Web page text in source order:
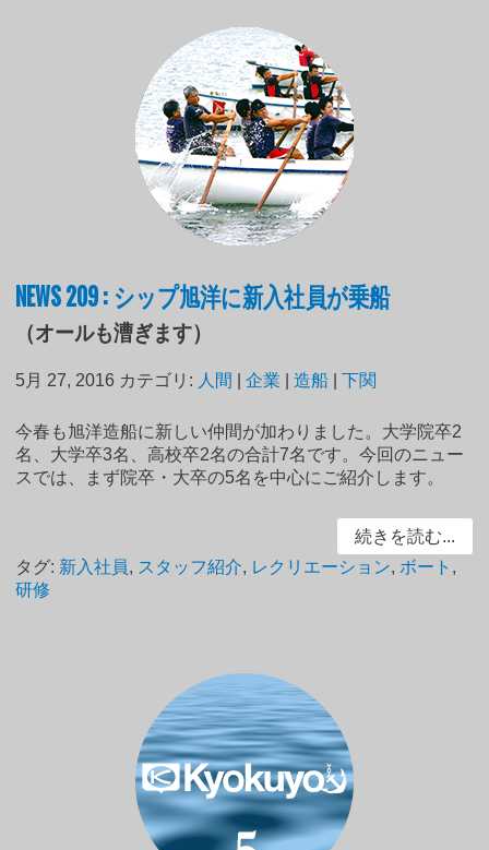
NEWS 209 : シップ旭洋に新入社員が乗船
（オールも漕ぎます）
5月 27, 2016 カテゴリ: 人間 |企業 |造船 |下関
今春も旭洋造船に新しい仲間が加わりました。大学院卒2
名、大学卒3名、高校卒2名の合計7名です。今回のニュー
スでは、まず院卒・大卒の5名を中心にご紹介します。
続きを読む...
タグ: 新入社員, スタッフ紹介, レクリエーション, ボート ,
研修